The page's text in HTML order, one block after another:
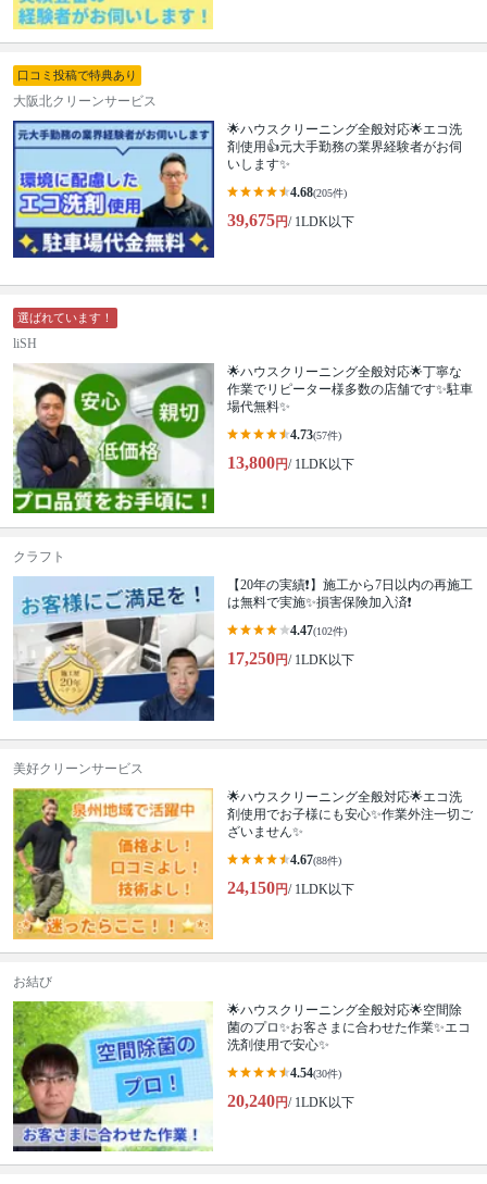
口コミ投稿で特典あり
大阪北クリーンサービス
🌟ハウスクリーニング全般対応🌟エコ洗
剤使用👍元大手勤務の業界経験者がお伺
いします✨
4.68(205件)
39,675円/ 1LDK以下
選ばれています！
liSH
🌟ハウスクリーニング全般対応🌟丁寧な
作業でリピーター様多数の店舗です✨駐車
場代無料✨
4.73(57件)
13,800円/ 1LDK以下
クラフト
【20年の実績❗️】施工から7日以内の再施工
は無料で実施✨損害保険加入済❗️
4.47(102件)
17,250円/ 1LDK以下
美好クリーンサービス
🌟ハウスクリーニング全般対応🌟エコ洗
剤使用でお子様にも安心✨作業外注一切ご
ざいません✨
4.67(88件)
24,150円/ 1LDK以下
お結び
🌟ハウスクリーニング全般対応🌟空間除
菌のプロ✨お客さまに合わせた作業✨エコ
洗剤使用で安心✨
4.54(30件)
20,240円/ 1LDK以下